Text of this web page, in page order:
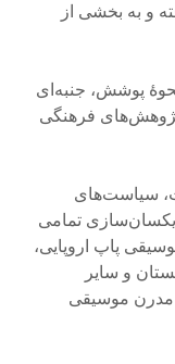
و به بخشی از
پوشش، جنبه‌ای
پژوهش‌های فرهنگی
سیاست‌های
یکسان‌سازی تمامی
پاپ اروپایی،
و سایر
مدرن موسیقی